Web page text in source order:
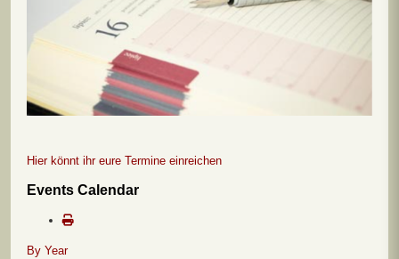
Hier könnt ihr eure Termine einreichen
Events Calendar
By Year